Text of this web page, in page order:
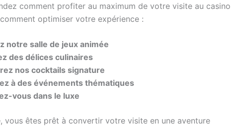
comment profiter au maximum de votre visite au casino
optimiser votre expérience :
notre salle de jeux animée
des délices culinaires
nos cocktails signature
à des événements thématiques
vous dans le luxe
vous êtes prêt à convertir votre visite en une aventure